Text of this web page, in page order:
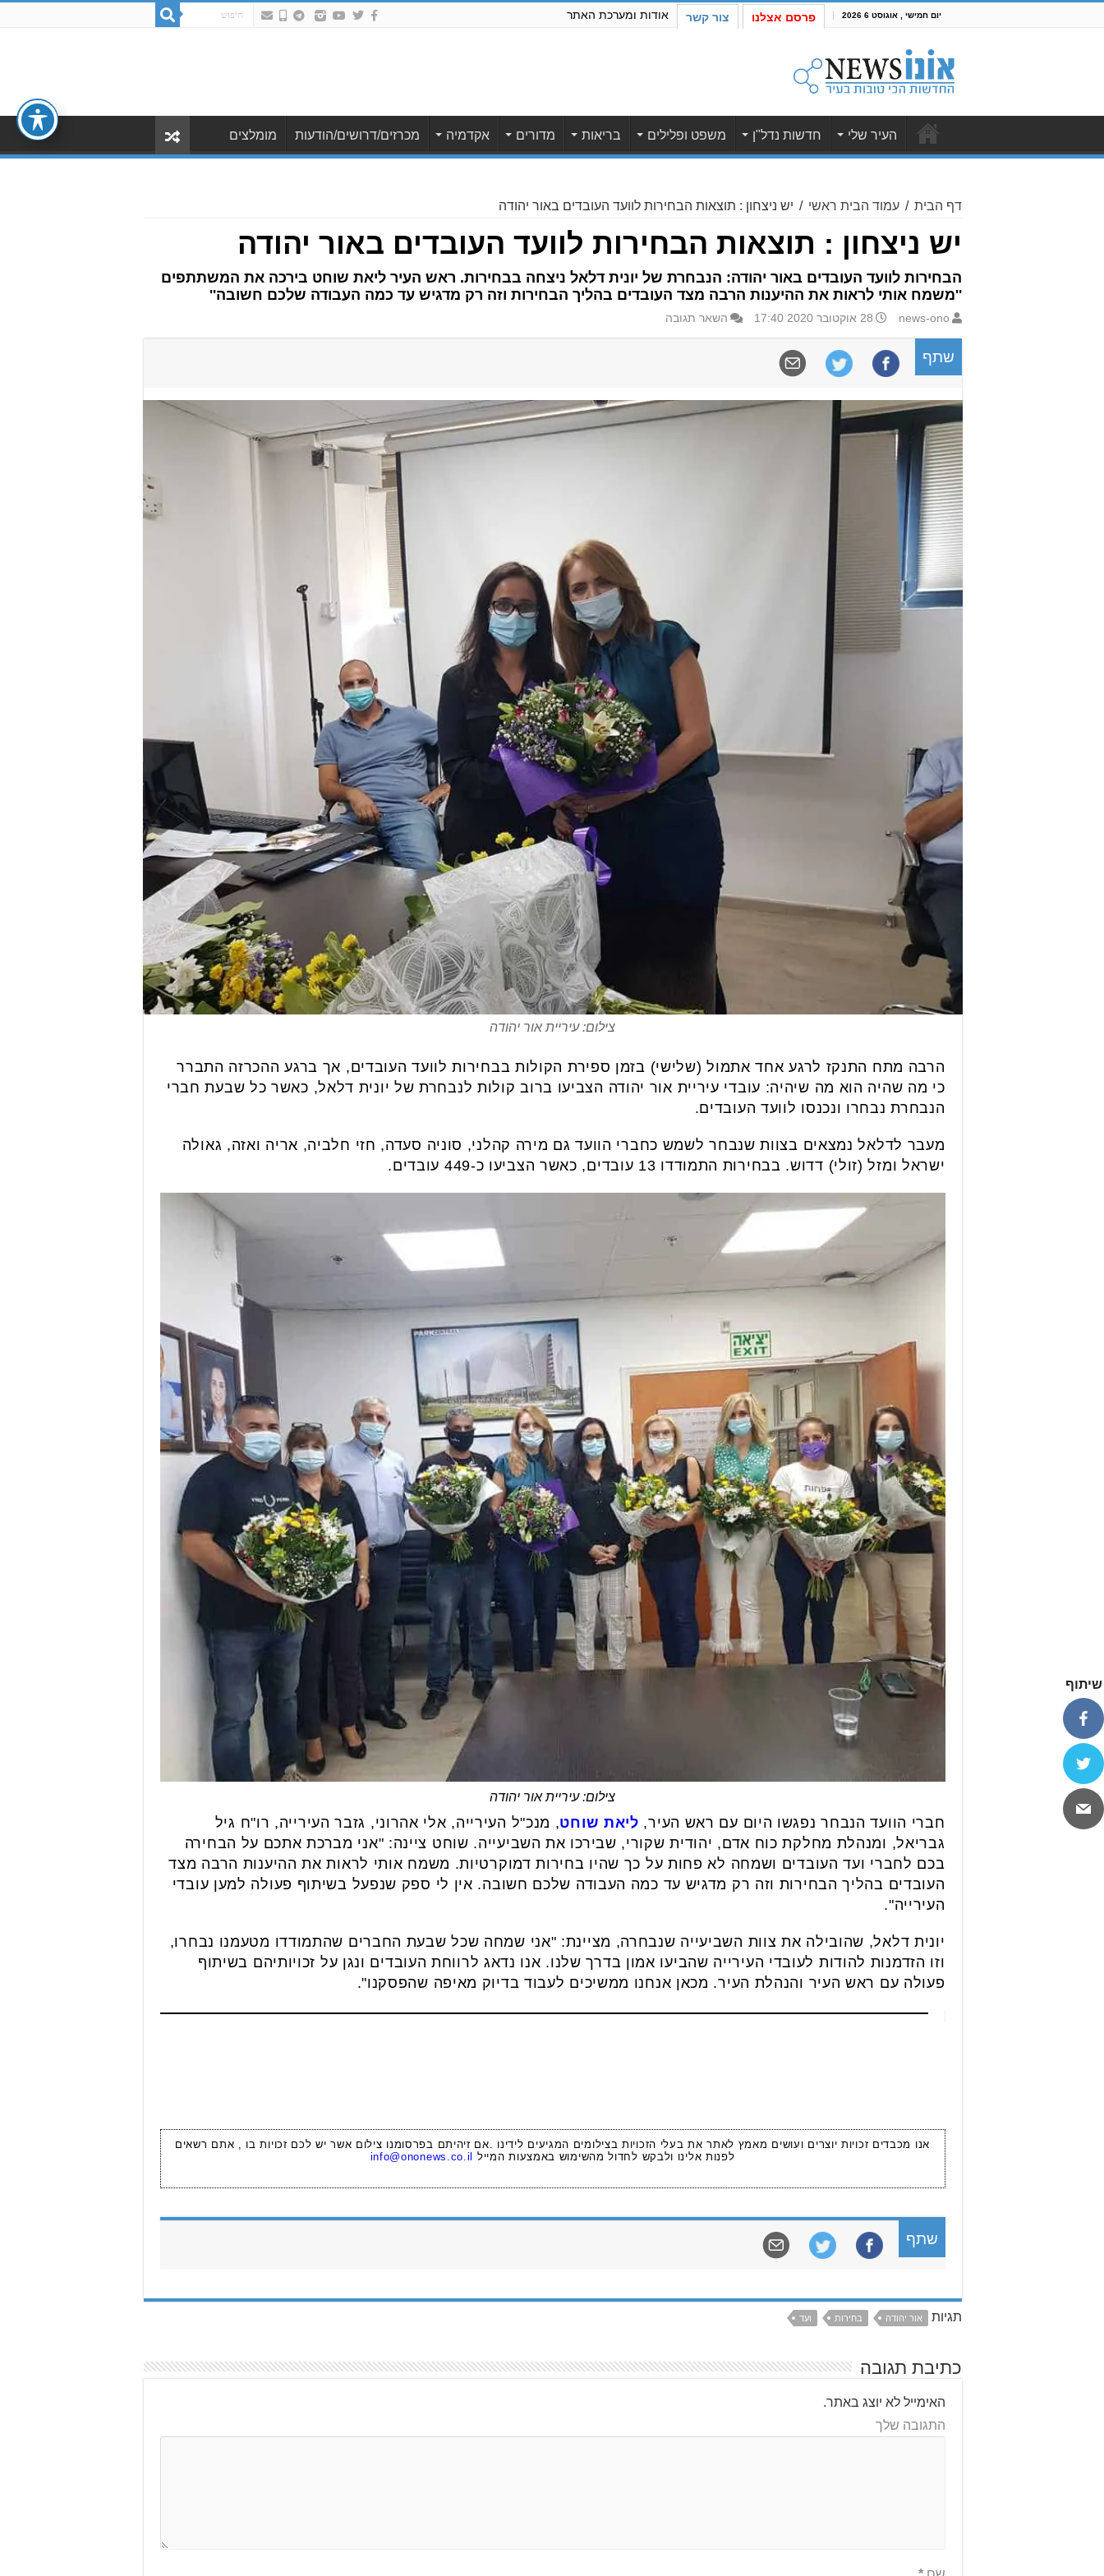
יום חמישי , אוגוסט 6 2026 פרסם אצלנו צור קשר אודות ומערכת האתר
העיר שלי חדשות נדל"ן משפט ופלילים בריאות מדורים אקדמיה מכרזים/דרושים/הודעות מומלצים
דף הבית / עמוד הבית ראשי / יש ניצחון : תוצאות הבחירות לוועד העובדים באור יהודה
יש ניצחון : תוצאות הבחירות לוועד העובדים באור יהודה
הבחירות לוועד העובדים באור יהודה: הנבחרת של יונית דלאל ניצחה בבחירות. ראש העיר ליאת שוחט בירכה את המשתתפים
''משמח אותי לראות את ההיענות הרבה מצד העובדים בהליך הבחירות וזה רק מדגיש עד כמה העבודה שלכם חשובה''
news-ono 28 אוקטובר 2020 17:40 השאר תגובה
שתף
צילום: עיריית אור יהודה
הרבה מתח התנקז לרגע אחד אתמול (שלישי) בזמן ספירת הקולות בבחירות לוועד העובדים, אך ברגע ההכרזה התברר
כי מה שהיה הוא מה שיהיה: עובדי עיריית אור יהודה הצביעו ברוב קולות לנבחרת של יונית דלאל, כאשר כל שבעת חברי
הנבחרת נבחרו ונכנסו לוועד העובדים.
מעבר לדלאל נמצאים בצוות שנבחר לשמש כחברי הוועד גם מירה קהלני, סוניה סעדה, חזי חלביה, אריה ואזה, גאולה
ישראל ומזל (זולי) דדוש. בבחירות התמודדו 13 עובדים, כאשר הצביעו כ-449 עובדים.
צילום: עיריית אור יהודה
חברי הוועד הנבחר נפגשו היום עם ראש העיר, ליאת שוחט, מנכ"ל העירייה, אלי אהרוני, גזבר העירייה, רו"ח גיל
גבריאל, ומנהלת מחלקת כוח אדם, יהודית שקורי, שבירכו את השביעייה. שוחט ציינה: "אני מברכת אתכם על הבחירה
בכם לחברי ועד העובדים ושמחה לא פחות על כך שהיו בחירות דמוקרטיות. משמח אותי לראות את ההיענות הרבה מצד
העובדים בהליך הבחירות וזה רק מדגיש עד כמה העבודה שלכם חשובה. אין לי ספק שנפעל בשיתוף פעולה למען עובדי
העירייה".
יונית דלאל, שהובילה את צוות השביעייה שנבחרה, מציינת: "אני שמחה שכל שבעת החברים שהתמודדו מטעמנו נבחרו,
וזו הזדמנות להודות לעובדי העירייה שהביעו אמון בדרך שלנו. אנו נדאג לרווחת העובדים ונגן על זכויותיהם בשיתוף
פעולה עם ראש העיר והנהלת העיר. מכאן אנחנו ממשיכים לעבוד בדיוק מאיפה שהפסקנו".
אנו מכבדים זכויות יוצרים ועושים מאמץ לאתר את בעלי הזכויות בצילומים המגיעים לידינו .אם זיהיתם בפרסומנו צילום אשר יש לכם זכויות בו , אתם רשאים
לפנות אלינו ולבקש לחדול מהשימוש באמצעות המייל
info@ononews.co.il
שתף
תגיות אור יהודה בחירות ועד
כתיבת תגובה
האימייל לא יוצג באתר.
התגובה שלך
שיתוף